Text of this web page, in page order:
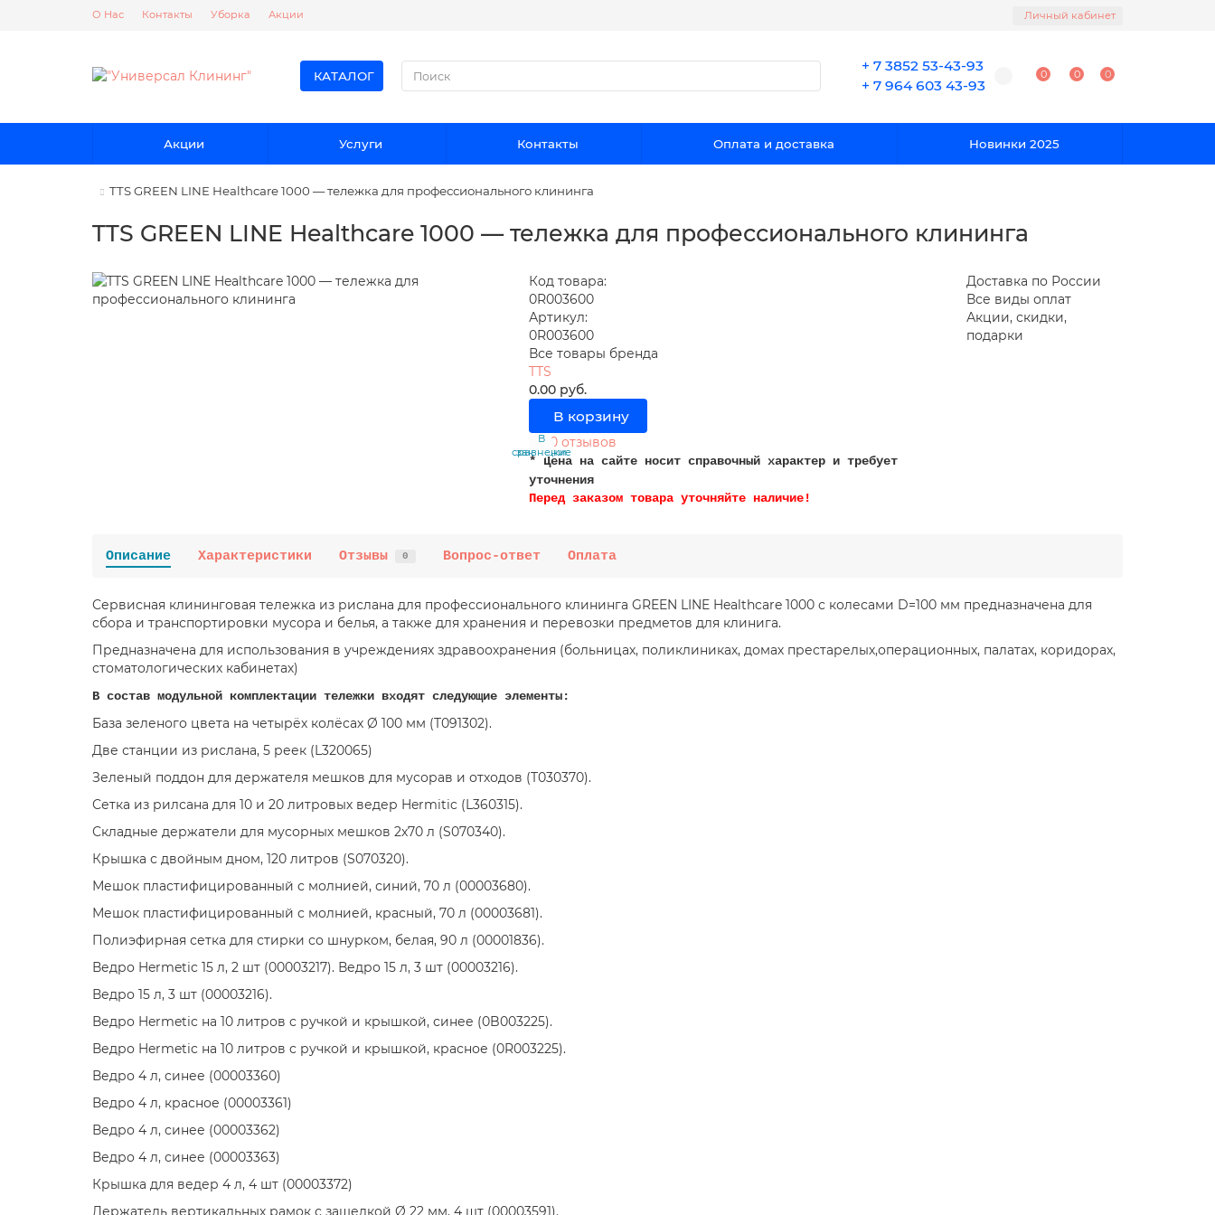
О Нас Контакты Уборка Акции Личный кабинет
КАТАЛОГ
+ 7 3852 53-43-93
+ 7 964 603 43-93
0 0 0
Акции Услуги Контакты Оплата и доставка Новинки 2025
TTS GREEN LINE Healthcare 1000 — тележка для профессионального клининга
TTS GREEN LINE Healthcare 1000 — тележка для профессионального клининга
Код товара:
0R003600
Артикул:
0R003600
Все товары бренда
TTS
0.00 руб.
В корзину
В
закладки
В
сравнение
0 отзывов
* Цена на сайте носит справочный характер и требует
уточнения
Перед заказом товара уточняйте наличие!
Доставка по России
Все виды оплат
Акции, скидки,
подарки
Описание Характеристики Отзывы 0 Вопрос-ответ Оплата
Сервисная клининговая тележка из рислана для профессионального клининга GREEN LINE Healthcare 1000 с колесами D=100 мм предназначена для
сбора и транспортировки мусора и белья, а также для хранения и перевозки предметов для клинига.
Предназначена для использования в учреждениях здравоохранения (больницах, поликлиниках, домах престарелых,операционных, палатах, коридорах,
стоматологических кабинетах)
В состав модульной комплектации тележки входят следующие элементы:
База зеленого цвета на четырёх колёсах Ø 100 мм (T091302).
Две станции из рислана, 5 реек (L320065)
Зеленый поддон для держателя мешков для мусорав и отходов (T030370).
Сетка из рилсана для 10 и 20 литровых ведер Hermitic (L360315).
Складные держатели для мусорных мешков 2x70 л (S070340).
Крышка с двойным дном, 120 литров (S070320).
Мешок пластифицированный с молнией, синий, 70 л (00003680).
Мешок пластифицированный с молнией, красный, 70 л (00003681).
Полиэфирная сетка для стирки со шнурком, белая, 90 л (00001836).
Ведро Hermetic 15 л, 2 шт (00003217). Ведро 15 л, 3 шт (00003216).
Ведро 15 л, 3 шт (00003216).
Ведро Hermetic на 10 литров с ручкой и крышкой, синее (0B003225).
Ведро Hermetic на 10 литров с ручкой и крышкой, красное (0R003225).
Ведро 4 л, синее (00003360)
Ведро 4 л, красное (00003361)
Ведро 4 л, синее (00003362)
Ведро 4 л, синее (00003363)
Крышка для ведер 4 л, 4 шт (00003372)
Держатель вертикальных рамок с защелкой Ø 22 мм, 4 шт (00003591).